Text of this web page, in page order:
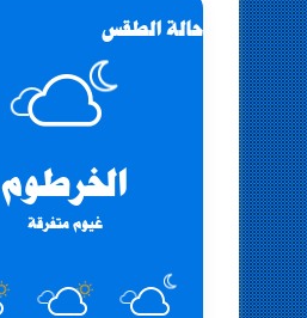
حالة الطقس
الخرطوم
غيوم متفرقة